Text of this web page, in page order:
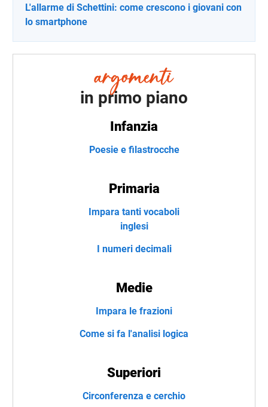
L'allarme di Schettini: come crescono i giovani con
lo smartphone
in primo piano
Infanzia
Poesie e filastrocche
Primaria
Impara tanti vocaboli
inglesi
I numeri decimali
Medie
Impara le frazioni
Come si fa l'analisi logica
Superiori
Circonferenza e cerchio